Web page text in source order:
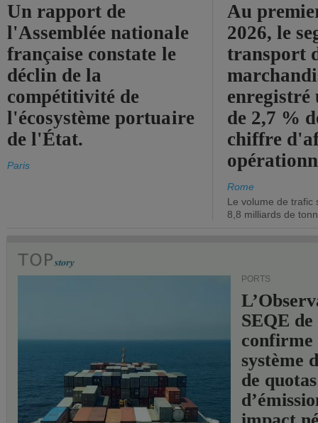
Un rapport de
l'Assemblée nationale
française constate le
déclin de la
compétitivité de
l'écosystème portuaire
de l'État.
Paris
Au
2026, le
transport
enregistré
de 2,7 %
chiffre
Rome
Le volume de trafic
8,8 milliards de
PORTS
SEQE de
confirme
système
de quotas